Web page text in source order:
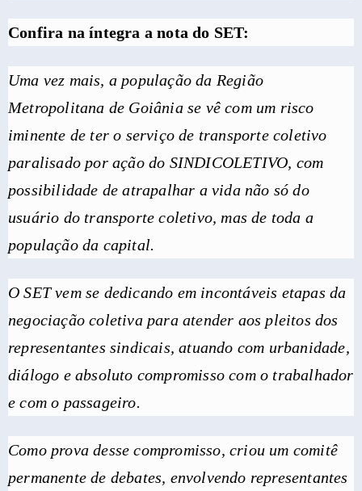
Confira na íntegra a nota do SET:
Uma vez mais, a população da Região
Metropolitana de Goiânia se vê com um risco
iminente de ter o serviço de transporte coletivo
paralisado por ação do SINDICOLETIVO, com
possibilidade de atrapalhar a vida não só do
usuário do transporte coletivo, mas de toda a
população da capital.
O SET vem se dedicando em incontáveis etapas da
negociação coletiva para atender aos pleitos dos
representantes sindicais, atuando com urbanidade,
diálogo e absoluto compromisso com o trabalhador
e com o passageiro.
Como prova desse compromisso, criou um comitê
permanente de debates, envolvendo representantes